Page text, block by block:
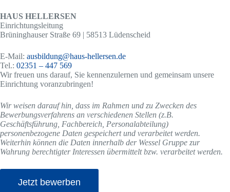
HAUS HELLERSEN
Einrichtungsleitung
Brüninghauser Straße 69 | 58513 Lüdenscheid
E-Mail: ausbildung@haus-hellersen.de
Tel.: 02351 – 447 569
Wir freuen uns darauf, Sie kennenzulernen und gemeinsam unsere
Einrichtung voranzubringen!
Wir weisen darauf hin, dass im Rahmen und zu Zwecken des
Bewerbungsverfahrens an verschiedenen Stellen (z.B.
Geschäftsführung, Fachbereich, Personalabteilung)
personenbezogene Daten gespeichert und verarbeitet werden.
Weiterhin können die Daten innerhalb der Wessel Gruppe zur
Wahrung berechtigter Interessen übermittelt bzw. verarbeitet werden.